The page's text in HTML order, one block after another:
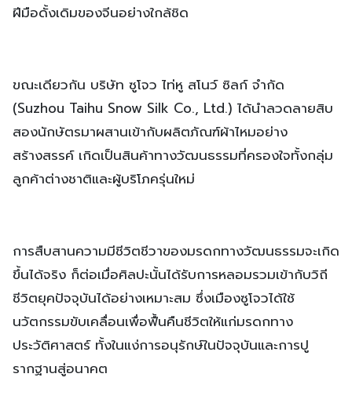
ฝีมือดั้งเดิมของจีนอย่างใกล้ชิด
ขณะเดียวกัน บริษัท ซูโจว ไท่หู สโนว์ ซิลก์ จำกัด
(Suzhou Taihu Snow Silk Co., Ltd.) ได้นำลวดลายสิบ
สองนักษัตรมาผสานเข้ากับผลิตภัณฑ์ผ้าไหมอย่าง
สร้างสรรค์ เกิดเป็นสินค้าทางวัฒนธรรมที่ครองใจทั้งกลุ่ม
ลูกค้าต่างชาติและผู้บริโภครุ่นใหม่
การสืบสานความมีชีวิตชีวาของมรดกทางวัฒนธรรมจะเกิด
ขึ้นได้จริง ก็ต่อเมื่อศิลปะนั้นได้รับการหลอมรวมเข้ากับวิถี
ชีวิตยุคปัจจุบันได้อย่างเหมาะสม ซึ่งเมืองซูโจวได้ใช้
นวัตกรรมขับเคลื่อนเพื่อฟื้นคืนชีวิตให้แก่มรดกทาง
ประวัติศาสตร์ ทั้งในแง่การอนุรักษ์ในปัจจุบันและการปู
รากฐานสู่อนาคต